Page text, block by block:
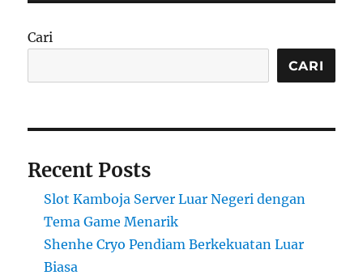
Cari
CARI
Recent Posts
Slot Kamboja Server Luar Negeri dengan
Tema Game Menarik
Shenhe Cryo Pendiam Berkekuatan Luar
Biasa